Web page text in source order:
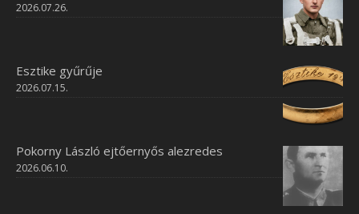
2026.07.26.
Esztike gyűrűje
2026.07.15.
Pokorny László ejtőernyős alezredes
2026.06.10.